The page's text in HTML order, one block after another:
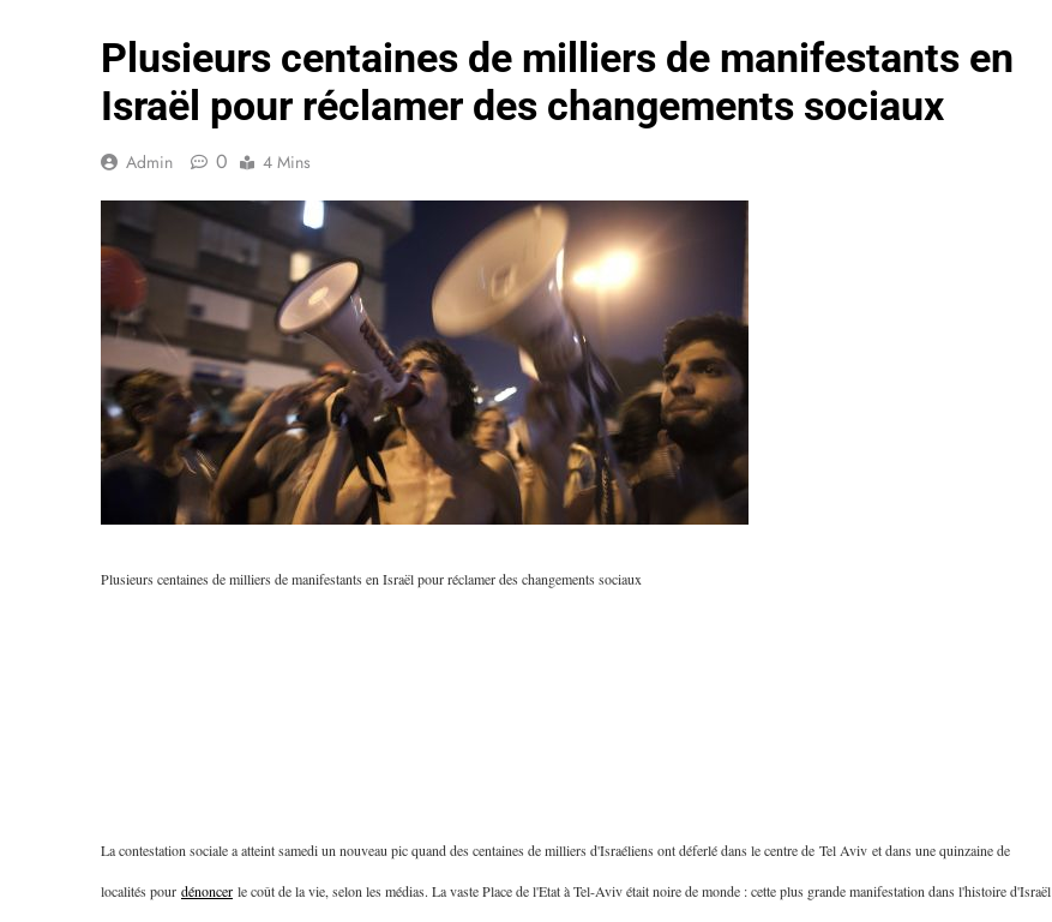
Plusieurs centaines de milliers de manifestants en
Israël pour réclamer des changements sociaux
Admin 0 4 Mins
Plusieurs centaines de milliers de manifestants en Israël pour réclamer des changements sociaux
La contestation sociale a atteint samedi un nouveau pic quand des centaines de milliers d'Israéliens ont déferlé dans le centre de Tel Aviv et dans une quinzaine de
localités pour dénoncer le coût de la vie, selon les médias. La vaste Place de l'Etat à Tel-Aviv était noire de monde : cette plus grande manifestation dans l'histoire d'Israël